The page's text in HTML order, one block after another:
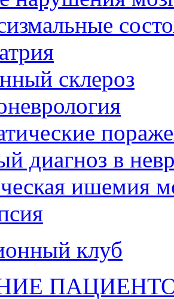
склероз
диагноз в
ишемия
клуб